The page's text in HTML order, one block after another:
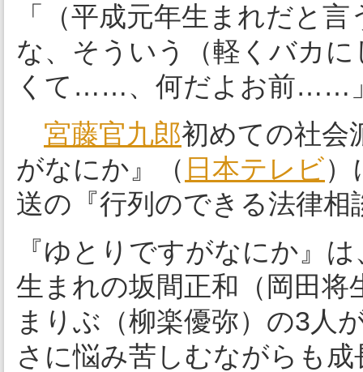
「（平成元年生まれだと
な、そういう（軽くバカ
くて……、何だよお前……
宮藤官九郎初めての社会
がなにか』（ 日本テレビ）
送の『行列のできる法律
『ゆとりですがなにか』
生まれの坂間正和（岡田将
まりぶ（柳楽優弥）の3人
さに悩み苦しむながらも